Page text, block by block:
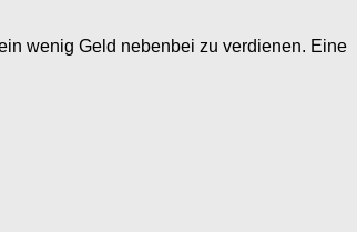
wenig Geld nebenbei zu verdienen. Eine